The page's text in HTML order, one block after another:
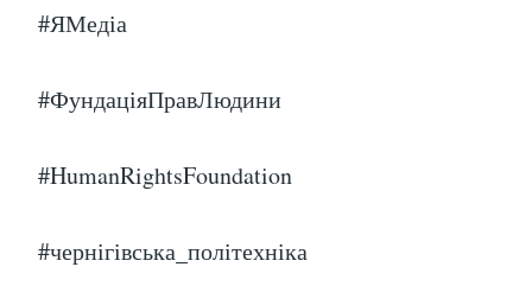
#ЯМедіа
#ФундаціяПравЛюдини
#HumanRightsFoundation
#чернігівська_політехніка